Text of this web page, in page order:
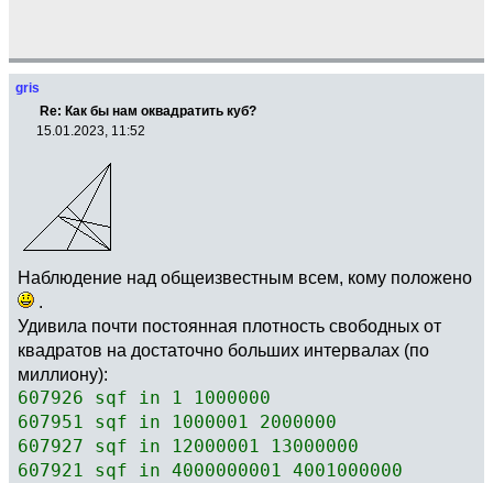
gris
Re: Как бы нам оквадратить куб?
15.01.2023, 11:52
Наблюдение над общеизвестным всем, кому положено
.
Удивила почти постоянная плотность свободных от
квадратов на достаточно больших интервалах (по
миллиону):
607926 sqf in 1 1000000
607951 sqf in 1000001 2000000
607927 sqf in 12000001 13000000
607921 sqf in 4000000001 4001000000